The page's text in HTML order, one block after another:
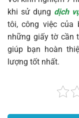
khi sử dụng dịch
tôi, công việc của
những giấy tờ cần
giúp bạn hoàn
lượng tốt nhất.